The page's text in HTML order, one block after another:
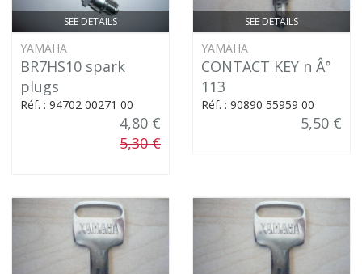
SEE DETAILS
YAMAHA
BR7HS10 spark
plugs
Réf. : 94702 00271 00
4,80 €
5,30 €
SEE DETAILS
YAMAHA
CONTACT KEY n Â°
113
Réf. : 90890 55959 00
5,50 €